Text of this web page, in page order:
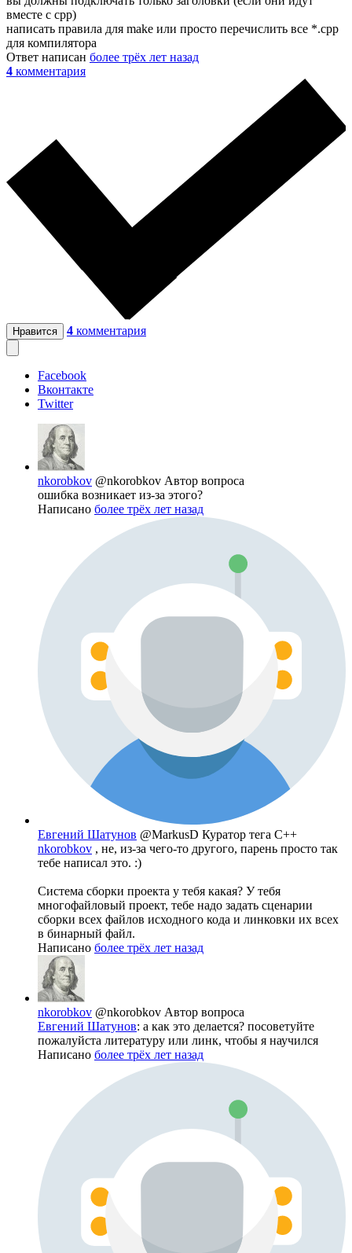
вместе с cpp)
написать правила для make или просто перечислить все *.cpp
для компилятора
Ответ написан более трёх лет назад
4 комментария
Нравится 4 комментария
Facebook
Вконтакте
Twitter
nkorobkov @nkorobkov Автор вопроса
ошибка возникает из-за этого?
Написано более трёх лет назад
Евгений Шатунов @MarkusD Куратор тега C++
nkorobkov , не, из-за чего-то другого, парень просто так
тебе написал это. :)
Система сборки проекта у тебя какая? У тебя
многофайловый проект, тебе надо задать сценарии
сборки всех файлов исходного кода и линковки их всех
в бинарный файл.
Написано более трёх лет назад
nkorobkov @nkorobkov Автор вопроса
Евгений Шатунов: а как это делается? посоветуйте
пожалуйста литературу или линк, чтобы я научился
Написано более трёх лет назад